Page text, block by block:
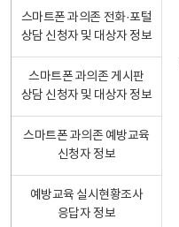
스마트폰 과의존 전화·포털
상담 신청자 및 대상자 정보
스마트폰 과의존 게시판
상담 신청자 및 대상자 정보
스마트폰 과의존 예방교육
신청자 정보
예방교육 실시현황조사
응답자 정보